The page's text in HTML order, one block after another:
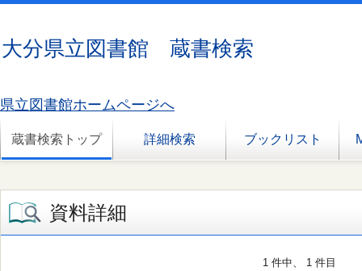
大分県立図書館 蔵書検索
県立図書館ホームページへ
蔵書検索トップ 詳細検索 ブックリスト
資料詳細
1 件中、 1 件目